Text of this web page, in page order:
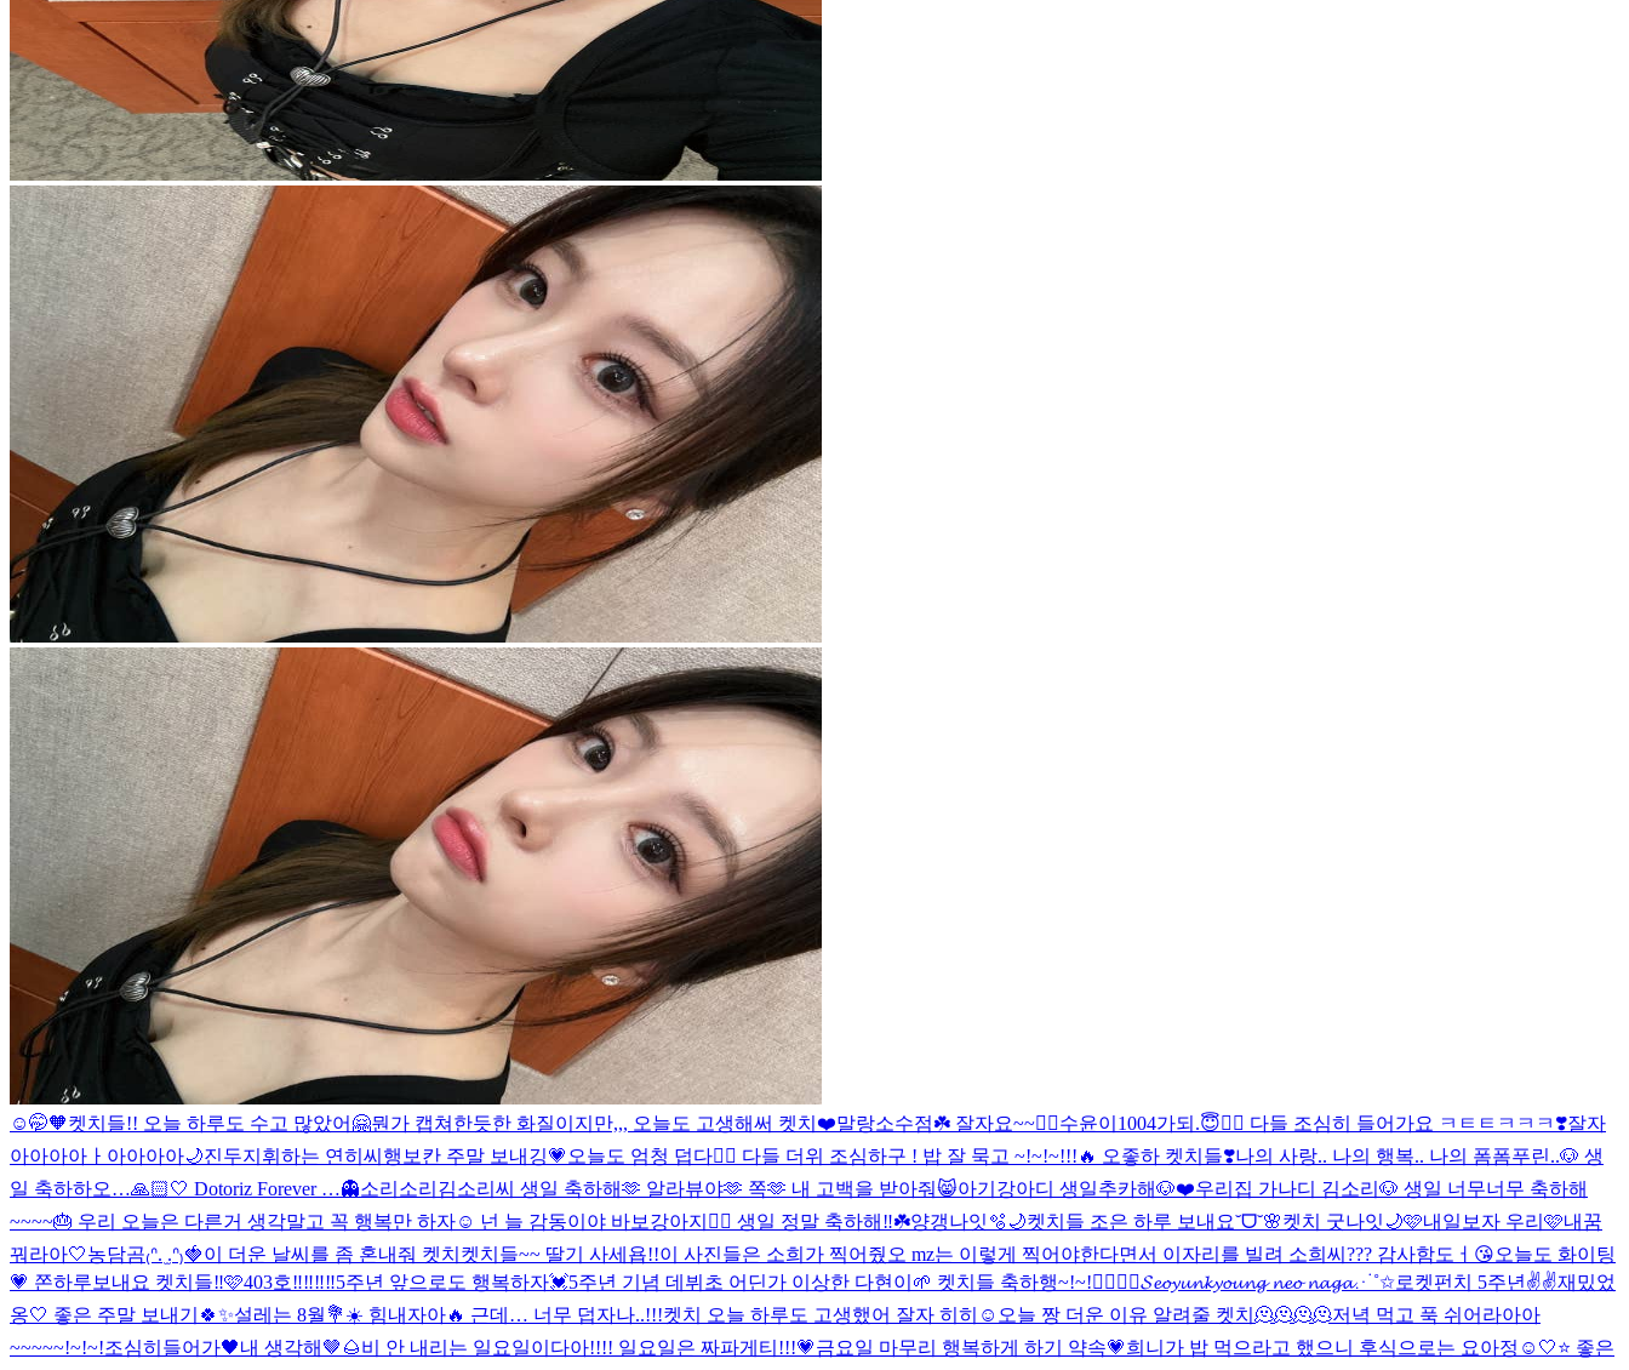
☺🤭🧡켓치들!! 오늘 하루도 수고 많았어🤗뭔가 캡쳐한듯한 화질이지만,,, 오늘도 고생해써 켓치❤️말랑소수점☘️ 잘자요~~❤️‍🔥수윤이1004가되.😇❤️‍🔥 다들 조심히 들어가요 ㅋㅌㅌㅋㅋㅋ❣️잘자
아아아아ㅏ아아아아🌙진두지휘하는 연히씨 행보칸 주말 보내깅💗 오늘도 엄청 덥다❤️‍🔥 다들 더위 조심하구 ! 밥 잘 묵고 ~!~!~!!!🔥 오좋하 켓치들❣️나의 사랑.. 나의 행복.. 나의 폼폼푸린..🐶 생
일 축하하오…🙏🏻🤍 Dotoriz Forever …👻소리소리김소리씨 생일 축하해🫶 알라뷰야🫶 쪽🫶 내 고백을 받아줘😸아기강아디 생일추카해🐶❤️우리집 가나디 김소리🐶 생일 너무너무 축하해
~~~~🎂 우리 오늘은 다른거 생각말고 꼭 행복만 하자☺️ 넌 늘 감동이야 바보강아지❤️‍🔥 생일 정말 축하해‼️☘️양갱나잇🫧🌙켓치들 조은 하루 보내요˘ᗜ˘🌸켓치 굿나잇🌙🩷내일보자 우리🩷내꿈
꿔라아🤍농담곰₍ᐢ. ̫.ᐢ₎🍓이 더운 날씨를 좀 혼내줘 켓치 켓치들~~ 딸기 사세욥!!이 사진들은 소희가 찍어줬오 mz는 이렇게 찍어야한다면서 이자리를 빌려 소희씨??? 감사함도ㅓ😘오늘도 화이팅
💗 쫀하루보내요 켓치들‼️🩷403호‼️‼️‼️‼️5주년 앞으로도 행복하자💓5주년 기념 데뷔초 어딘가 이상한 다현이🌱 켓치들 축하행~!~!❤️‍🔥❤️‍🔥𝓢𝓮𝓸𝔂𝓾𝓷𝓴𝔂𝓸𝓾𝓷𝓰 𝓷𝓮𝓸 𝓷𝓪𝓰𝓪⋰˚✩로켓펀치 5주년✌️✌️재밌었
옹🤍 좋은 주말 보내기🍀✨설레는 8월💐☀️ 힘내자아🔥 근데… 너무 덥자나..!!!켓치 오늘 하루도 고생했어 잘자 히히☺ 오늘 짱 더운 이유 알려줄 켓치🫠🫠🫠🫠저녁 먹고 푹 쉬어라아아
~~~~~!~!~!조심히들어가🖤내 생각해🤎🌰비 안 내리는 일요일이다아!!!! 일요일은 짜파게티!!!💗금요일 마무리 행복하게 하기 약속💗희니가 밥 먹으라고 했으니 후식으로는 요아정☺️ 🤍⭐️ 좋은